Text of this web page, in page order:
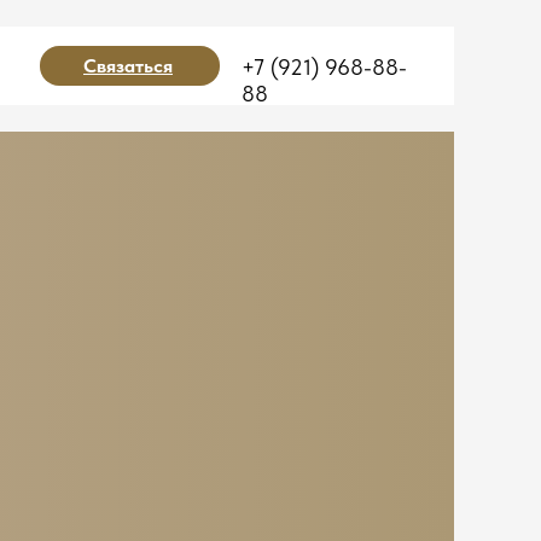
+7 (921) 968-88-
88
Связаться